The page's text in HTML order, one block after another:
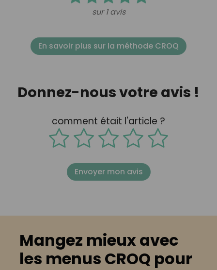
sur 1 avis
En savoir plus sur la méthode CROQ
Donnez-nous votre avis !
comment était l'article ?
Envoyer mon avis
Mangez mieux avec
les menus CROQ pour